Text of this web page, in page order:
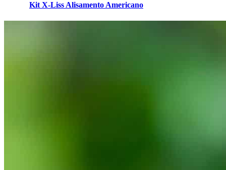
Kit X-Liss Alisamento Americano